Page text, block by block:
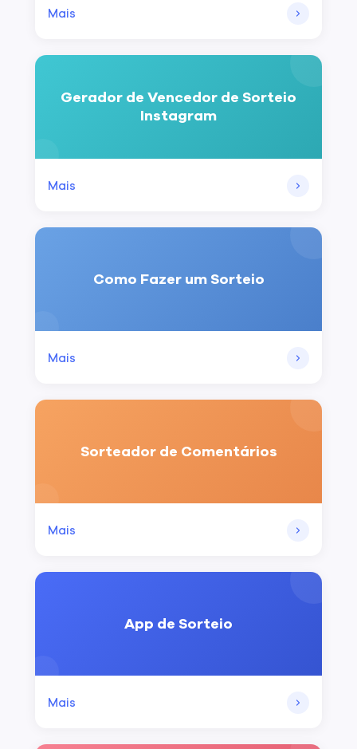
Mais
Gerador de Vencedor de Sorteio
Instagram
Mais
Como Fazer um Sorteio
Mais
Sorteador de Comentários
Mais
App de Sorteio
Mais